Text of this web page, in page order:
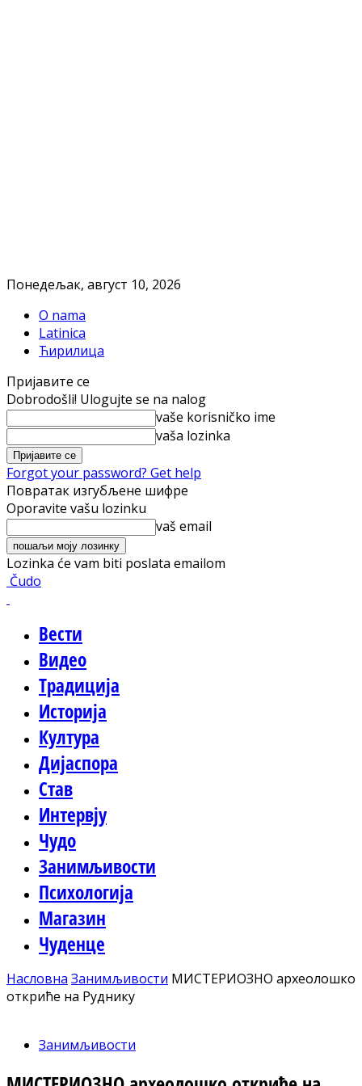
Понедељак, август 10, 2026
O nama
Latinica
Ћирилица
Пријавите се
Dobrodošli! Ulogujte se na nalog
vaše korisničko ime
vaša lozinka
Forgot your password? Get help
Повратак изгубљене шифре
Oporavite vašu lozinku
vaš email
Lozinka će vam biti poslata emailom
Čudo
Вести
Видео
Традиција
Историја
Култура
Дијаспора
Став
Интервју
Чудо
Занимљивости
Психологија
Магазин
Чуденце
Насловна Занимљивости МИСТЕРИОЗНО археолошко
откриће на Руднику
Занимљивости